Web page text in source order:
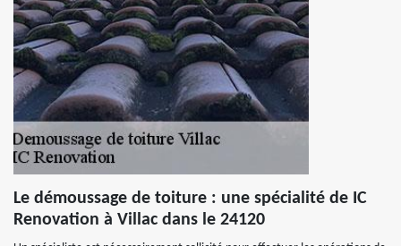
Le démoussage de toiture : une spécialité de IC
Renovation à Villac dans le 24120